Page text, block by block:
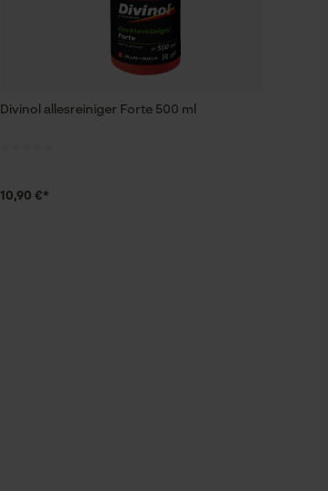
Divinol allesreiniger Forte 500 ml
10,90 €*